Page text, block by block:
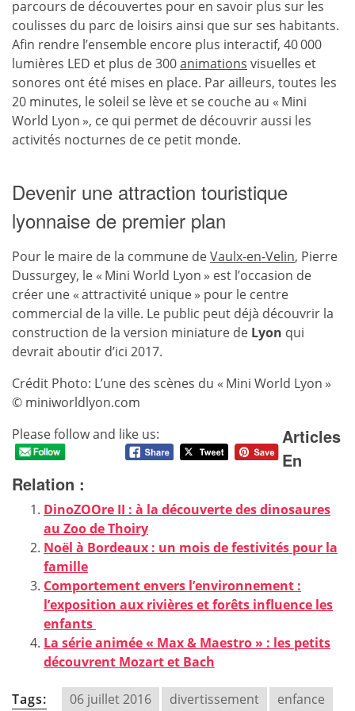
parcours de découvertes pour en savoir plus sur les
coulisses du parc de loisirs ainsi que sur ses habitants.
Afin rendre l’ensemble encore plus interactif, 40 000
lumières LED et plus de 300animations visuelles et
sonores ont été mises en place. Par ailleurs, toutes les
20 minutes, le soleil se lève et se couche au « Mini
World Lyon », ce qui permet de découvrir aussi les
activités nocturnes de ce petit monde.
Devenir une attraction touristique
lyonnaise de premier plan
Pour le maire de la commune deVaulx-en-Velin, Pierre
Dussurgey, le « Mini World Lyon » est l’occasion de
créer une « attractivité unique » pour le centre
commercial de la ville. Le public peut déjà découvrir la
construction de la version miniature de Lyon qui
devrait aboutir d’ici 2017.
Crédit Photo: L’une des scènes du « Mini World Lyon »
© miniworldlyon.com
Please follow and like us:
Articles
En
Relation :
DinoZOOre II : à la découverte des dinosaures
au Zoo de Thoiry
Noël à Bordeaux : un mois de festivités pour la
famille
Comportement envers l’environnement :
l’exposition aux rivières et forêts influence les
enfants
La série animée « Max & Maestro » : les petits
découvrent Mozart et Bach
Tags: 06 juillet 2016 divertissement enfance